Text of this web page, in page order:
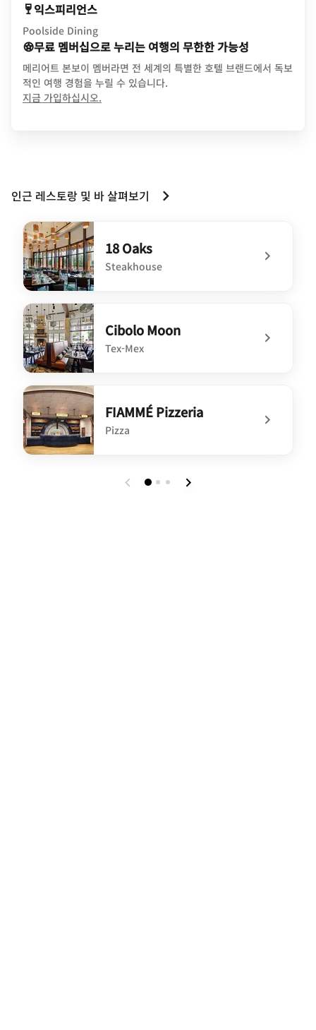
익스피리언스
Poolside Dining
무료 멤버십으로 누리는 여행의 무한한 가능성
메리어트 본보이 멤버라면 전 세계의 특별한 호텔 브랜드에서 독보
적인 여행 경험을 누릴 수 있습니다.
지금 가입하십시오.
인근 레스토랑 및 바 살펴보기
18 Oaks
Steakhouse
undefined 18 Oaks
Cibolo Moon
Tex-Mex
undefined Cibolo Moon
FIAMMÉ Pizzeria
Pizza
undefined FIAMMÉ Pizzeria